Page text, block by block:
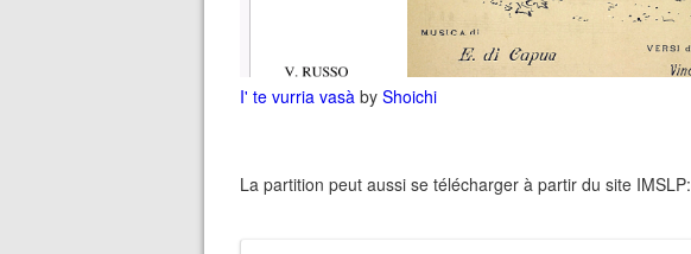
I' te vurria vasà by Shoichi
La partition peut aussi se télécharger à partir du site IMSLP: